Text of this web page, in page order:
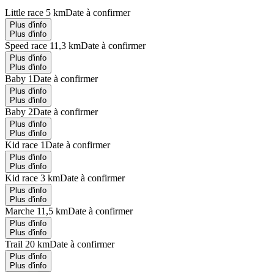
Little race 5 kmDate à confirmer
Plus d'info
Plus d'info
Speed race 11,3 kmDate à confirmer
Plus d'info
Plus d'info
Baby 1Date à confirmer
Plus d'info
Plus d'info
Baby 2Date à confirmer
Plus d'info
Plus d'info
Kid race 1Date à confirmer
Plus d'info
Plus d'info
Kid race 3 kmDate à confirmer
Plus d'info
Plus d'info
Marche 11,5 kmDate à confirmer
Plus d'info
Plus d'info
Trail 20 kmDate à confirmer
Plus d'info
Plus d'info